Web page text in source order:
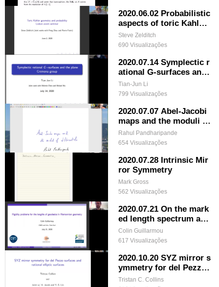
2020.06.02 Probabilistic
aspects of toric Kahler
geometry
Steve Zelditch
690 Visualizações
2020.07.14 Symplectic r
ational G-surfaces and
the plane Cremona gro
up
Tian-Jun Li
799 Visualizações
2020.07.07 Abel-Jacobi
maps and the moduli of
differentials
Rahul Pandharipande
654 Visualizações
2020.07.28 Intrinsic Mir
ror Symmetry
Mark Gross
562 Visualizações
2020.07.21 On the mark
ed length spectrum and
geodesic stretch in neg
ative curvature
Colin Guillarmou
617 Visualizações
2020.10.20 SYZ mirror s
ymmetry for del Pezzo
surfaces and rational el
Tristan C. Collins